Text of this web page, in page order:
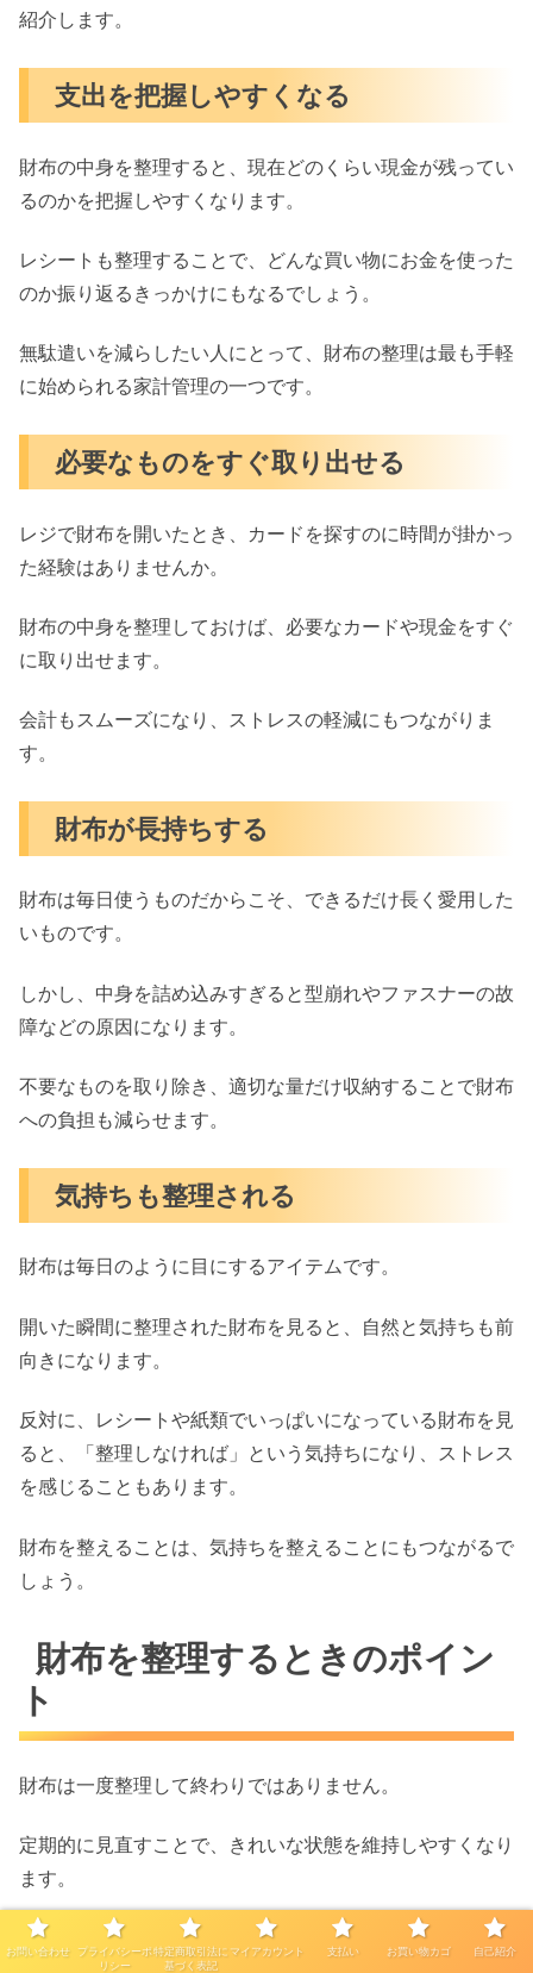
紹介します。
支出を把握しやすくなる
財布の中身を整理すると、現在どのくらい現金が残ってい
るのかを把握しやすくなります。
レシートも整理することで、どんな買い物にお金を使った
のか振り返るきっかけにもなるでしょう。
無駄遣いを減らしたい人にとって、財布の整理は最も手軽
に始められる家計管理の一つです。
必要なものをすぐ取り出せる
レジで財布を開いたとき、カードを探すのに時間が掛かっ
た経験はありませんか。
財布の中身を整理しておけば、必要なカードや現金をすぐ
に取り出せます。
会計もスムーズになり、ストレスの軽減にもつながりま
す。
財布が長持ちする
財布は毎日使うものだからこそ、できるだけ長く愛用した
いものです。
しかし、中身を詰め込みすぎると型崩れやファスナーの故
障などの原因になります。
不要なものを取り除き、適切な量だけ収納することで財布
への負担も減らせます。
気持ちも整理される
財布は毎日のように目にするアイテムです。
開いた瞬間に整理された財布を見ると、自然と気持ちも前
向きになります。
反対に、レシートや紙類でいっぱいになっている財布を見
ると、「整理しなければ」という気持ちになり、ストレス
を感じることもあります。
財布を整えることは、気持ちを整えることにもつながるで
しょう。
財布を整理するときのポイン
ト
財布は一度整理して終わりではありません。
定期的に見直すことで、きれいな状態を維持しやすくなり
ます。
ここでは、今日から実践できる整理のポイントを紹介しま
お問い合わせ
プライバシーポ
リシー
特定商取引法に
基づく表記
マイアカウント 支払い お買い物カゴ 自己紹介